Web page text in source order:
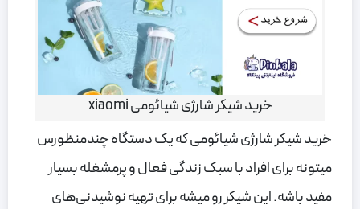
خرید شیکر شارژی شیائومی xiaomi
خرید شیکر شارژی شیائومی که یک دستگاه چندمنظورس
میتونه برای افراد با سبک زندگی فعال و پرمشغله بسیار
مفید باشه. این شیکر رو میشه برای تهیه نوشیدنی‌های